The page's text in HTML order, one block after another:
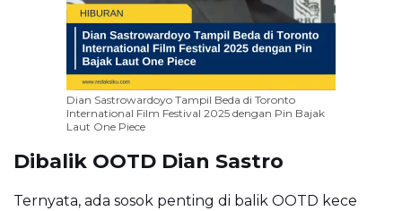
Dian Sastrowardoyo Tampil Beda di Toronto
International Film Festival 2025 dengan Pin Bajak
Laut One Piece
Dibalik OOTD Dian Sastro
Ternyata, ada sosok penting di balik OOTD kece